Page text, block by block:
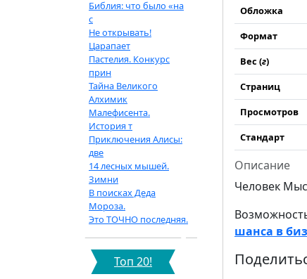
Библия: что было «на
с
Не открывать!
Царапает
Пастелия. Конкурс
прин
Тайна Великого
Алхимик
Малефисента.
История т
Приключения Алисы:
две
14 лесных мышей.
Зимни
В поисках Деда
Мороза.
Это ТОЧНО последняя.
Топ 20!
Обложка
Формат
Вес (г)
Страниц
Просмотров
Стандарт
Описание
Человек
шанса в